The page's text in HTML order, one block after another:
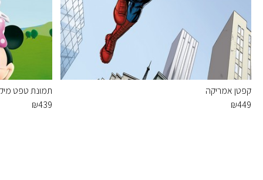
קפטן אמריקה
₪449
תמונת טפט
₪439